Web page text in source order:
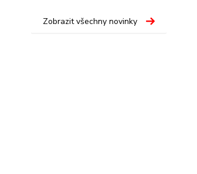
Zobrazit všechny novinky